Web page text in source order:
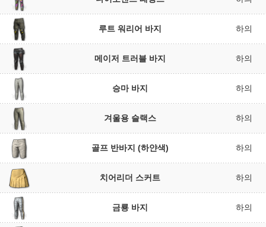
루트 워리어 바지 하의
메이저 트러블 바지 하의
승마 바지 하의
겨울용 슬랙스 하의
골프 반바지 (하얀색) 하의
치어리더 스커트 하의
금룡 바지 하의